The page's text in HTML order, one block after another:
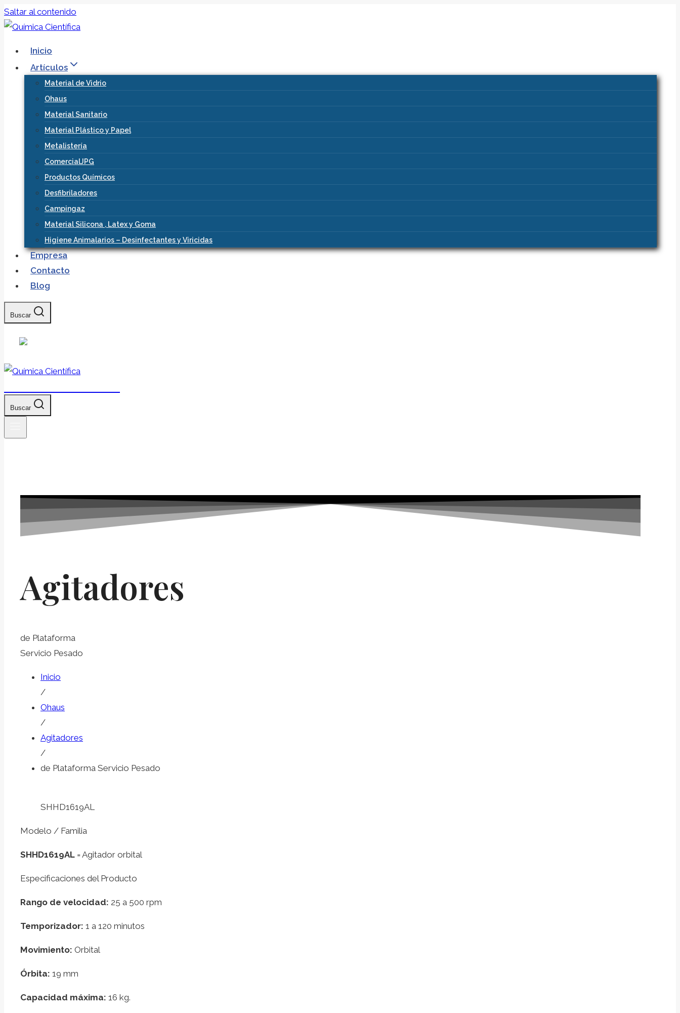
Saltar al contenido
Inicio
Artículos
Material de Vidrio
Ohaus
Material Sanitario
Material Plástico y Papel
Metalistería
ComercialJPG
Productos Químicos
Desfibriladores
Campingaz
Material Silicona , Latex y Goma
Higiene Animalarios – Desinfectantes y Viricidas
Empresa
Contacto
Blog
Buscar
Buscar
Agitadores
de Plataforma
Servicio Pesado
Inicio
/
Ohaus
/
Agitadores
/
de Plataforma Servicio Pesado
SHHD1619AL
Modelo / Familia
SHHD1619AL = Agitador orbital
Especificaciones del Producto
Rango de velocidad: 25 a 500 rpm
Temporizador: 1 a 120 minutos
Movimiento: Orbital
Órbita: 19 mm
Capacidad máxima: 16 kg.